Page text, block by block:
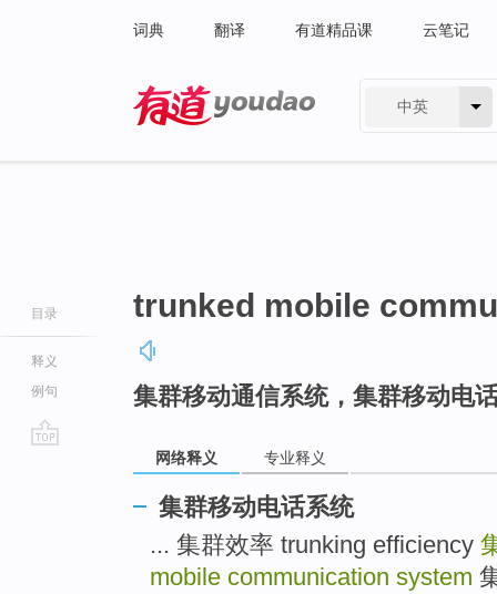
词典 翻译 有道精品课 云笔记
中英
目录
释义
例句
trunked mobile
集群移动通信系统，集群移动电
网络释义 专业释义
集群移动电话系统
... 集群效率 trunking efficiency
mobile communication system